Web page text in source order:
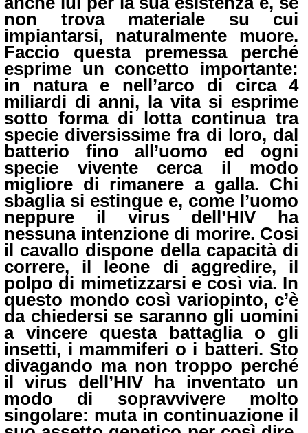
non trova materiale su cui
impiantarsi, naturalmente muore.
Faccio questa premessa perché
esprime un concetto importante:
in natura e nell’arco di circa 4
miliardi di anni, la vita si esprime
sotto forma di lotta continua tra
specie diversissime fra di loro, dal
batterio fino all’uomo ed ogni
specie vivente cerca il modo
migliore di rimanere a galla. Chi
sbaglia si estingue e, come l’uomo
neppure il virus dell’HIV ha
nessuna intenzione di morire. Cosi
il cavallo dispone della capacità di
correre, il leone di aggredire, il
polpo di mimetizzarsi e così via. In
questo mondo così variopinto, c’è
da chiedersi se saranno gli uomini
a vincere questa battaglia o gli
insetti, i mammiferi o i batteri. Sto
divagando ma non troppo perché
il virus dell’HIV ha inventato un
modo di sopravvivere molto
singolare: muta in continuazione il